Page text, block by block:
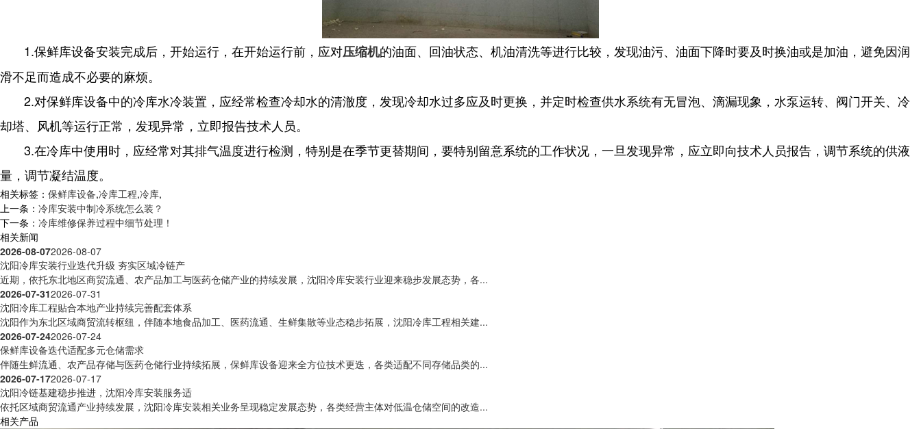
1.保鲜库设备安装完成后，开始运行，在开始运行前，应对压缩机的油面、回油状态、机油清洗等进行比较，发现油污、油面下降时要及时换油或是加油，避免因润
滑不足而造成不必要的麻烦。
2.对保鲜库设备中的冷库水冷装置，应经常检查冷却水的清澈度，发现冷却水过多应及时更换，并定时检查供水系统有无冒泡、滴漏现象，水泵运转、阀门开关、冷
却塔、风机等运行正常，发现异常，立即报告技术人员。
3.在冷库中使用时，应经常对其排气温度进行检测，特别是在季节更替期间，要特别留意系统的工作状况，一旦发现异常，应立即向技术人员报告，调节系统的供液
量，调节凝结温度。
相关标签： 保鲜库设备,冷库工程,冷库,
上一条： 冷库安装中制冷系统怎么装？
下一条： 冷库维修保养过程中细节处理！
相关新闻
2026-08-072026-08-07
沈阳冷库安装行业迭代升级 夯实区域冷链产
近期，依托东北地区商贸流通、农产品加工与医药仓储产业的持续发展，沈阳冷库安装行业迎来稳步发展态势，各...
2026-07-312026-07-31
沈阳冷库工程贴合本地产业持续完善配套体系
沈阳作为东北区域商贸流转枢纽，伴随本地食品加工、医药流通、生鲜集散等业态稳步拓展，沈阳冷库工程相关建...
2026-07-242026-07-24
保鲜库设备迭代适配多元仓储需求
伴随生鲜流通、农产品存储与医药仓储行业持续拓展，保鲜库设备迎来全方位技术更迭，各类适配不同存储品类的...
2026-07-172026-07-17
沈阳冷链基建稳步推进，沈阳冷库安装服务适
依托区域商贸流通产业持续发展，沈阳冷库安装相关业务呈现稳定发展态势，各类经营主体对低温仓储空间的改造...
相关产品